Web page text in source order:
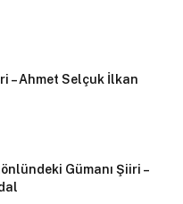
– Ahmet Selçuk İlkan
Gümanı Şiiri –